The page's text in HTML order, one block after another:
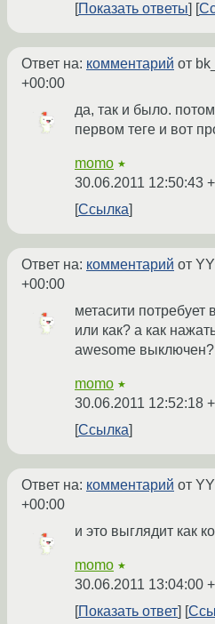
Показать ответы
Ответ на: комментарий от bk_
+00:00
да, так и было.
первом теге и вот
momo ★
30.06.2011 12:50:43
Ссылка
Ответ на: комментарий от
+00:00
метасити потребует
или как? а как
awesome выключен?
momo ★
30.06.2011 12:52:18
Ссылка
Ответ на: комментарий от
+00:00
и это выглядит как
momo ★
30.06.2011 13:04:00
Показать ответ